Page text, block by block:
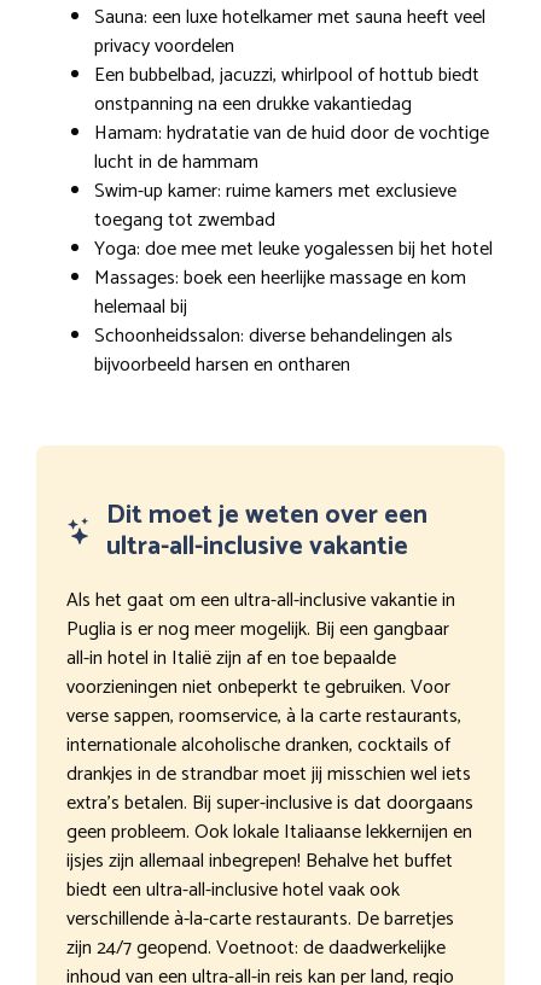
Sauna: een luxe hotelkamer met sauna heeft veel
privacy voordelen
Een bubbelbad, jacuzzi, whirlpool of hottub biedt
onstpanning na een drukke vakantiedag
Hamam: hydratatie van de huid door de vochtige
lucht in de hammam
Swim-up kamer: ruime kamers met exclusieve
toegang tot zwembad
Yoga: doe mee met leuke yogalessen bij het hotel
Massages: boek een heerlijke massage en kom
helemaal bij
Schoonheidssalon: diverse behandelingen als
bijvoorbeeld harsen en ontharen
Dit moet je weten over een
ultra-all-inclusive vakantie
Als het gaat om een ultra-all-inclusive vakantie in
Puglia is er nog meer mogelijk. Bij een gangbaar
all-in hotel in Italië zijn af en toe bepaalde
voorzieningen niet onbeperkt te gebruiken. Voor
verse sappen, roomservice, à la carte restaurants,
internationale alcoholische dranken, cocktails of
drankjes in de strandbar moet jij misschien wel iets
extra’s betalen. Bij super-inclusive is dat doorgaans
geen probleem. Ook lokale Italiaanse lekkernijen en
ijsjes zijn allemaal inbegrepen! Behalve het buffet
biedt een ultra-all-inclusive hotel vaak ook
verschillende à-la-carte restaurants. De barretjes
zijn 24/7 geopend. Voetnoot: de daadwerkelijke
inhoud van een ultra-all-in reis kan per land, regio